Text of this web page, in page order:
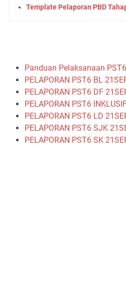
Template Pelaporan PBD
Panduan Pelaksanaan
PELAPORAN PST6 BL
PELAPORAN PST6 DF
PELAPORAN PST6
PELAPORAN PST6 LD
PELAPORAN PST6 SJK
PELAPORAN PST6 SK